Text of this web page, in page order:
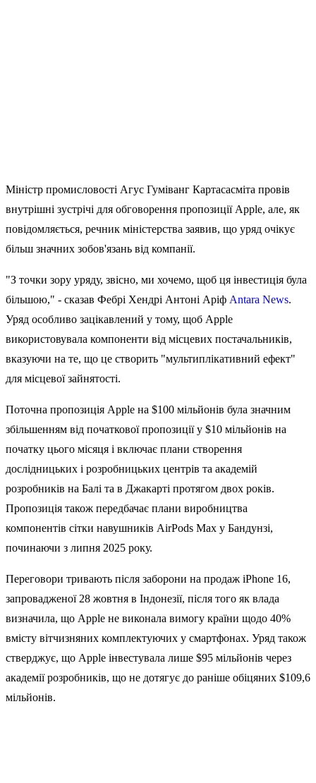
Міністр промисловості Агус Гуміванг Картасасміта провів
внутрішні зустрічі для обговорення пропозиції Apple, але, як
повідомляється, речник міністерства заявив, що уряд очікує
більш значних зобов'язань від компанії.
"З точки зору уряду, звісно, ми хочемо, щоб ця інвестиція була
більшою," - сказав Фебрі Хендрі Антоні Аріф Antara News.
Уряд особливо зацікавлений у тому, щоб Apple
використовувала компоненти від місцевих постачальників,
вказуючи на те, що це створить "мультиплікативний ефект"
для місцевої зайнятості.
Поточна пропозиція Apple на $100 мільйонів була значним
збільшенням від початкової пропозиції у $10 мільйонів на
початку цього місяця і включає плани створення
дослідницьких і розробницьких центрів та академій
розробників на Балі та в Джакарті протягом двох років.
Пропозиція також передбачає плани виробництва
компонентів сітки навушників AirPods Max у Бандунзі,
починаючи з липня 2025 року.
Переговори тривають після заборони на продаж iPhone 16,
запровадженої 28 жовтня в Індонезії, після того як влада
визначила, що Apple не виконала вимогу країни щодо 40%
вмісту вітчизняних комплектуючих у смартфонах. Уряд також
стверджує, що Apple інвестувала лише $95 мільйонів через
академії розробників, що не дотягує до раніше обіцяних $109,6
мільйонів.